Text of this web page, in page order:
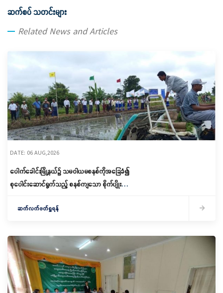
ဆက်စပ် သတင်းများ
Related News and Articles
DATE: 06 AUG,2026
ပေါက်ခေါင်းမြို့နယ်၌ သမဝါယမစနစ်ကိုအခြေခံ၍
စုပေါင်းဆောင်ရွက်သည့် စနစ်ကျသော စိုက်ပျိုးရေး
ဆက်လက်ဖတ်ရှုရန်